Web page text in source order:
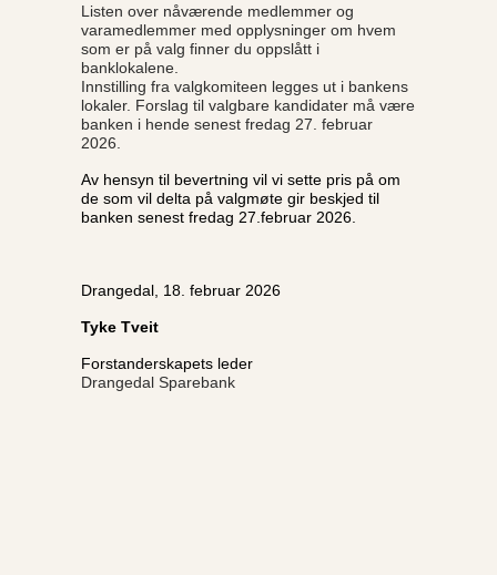
Listen over nåværende medlemmer og
varamedlemmer med opplysninger om hvem
som er på valg finner du oppslått i
banklokalene.
Innstilling fra valgkomiteen legges ut i bankens
lokaler. Forslag til valgbare kandidater må være
banken i hende senest fredag 27. februar
2026.
Av hensyn til bevertning vil vi sette pris på om
de som vil delta på valgmøte gir beskjed til
banken senest fredag 27.februar 2026.
Drangedal, 18. februar 2026
Tyke Tveit
Forstanderskapets leder
Drangedal Sparebank